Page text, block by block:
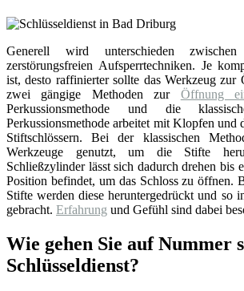
Generell wird unterschieden
zerstörungsfreien Aufsperrtechniken. Je
ist, desto raffinierter sollte das Werkzeug zur
zwei gängige Methoden zur Öffnung
Perkussionsmethode und die
Perkussionsmethode arbeitet mit Klopfen und
Stiftschlössern. Bei der klassischen
Werkzeuge genutzt, um die Stifte
Schließzylinder lässt sich dadurch drehen bis
Position befindet, um das Schloss zu öffnen.
Stifte werden diese heruntergedrückt und so
gebracht. Erfahrung und Gefühl sind dabei
Wie gehen Sie auf Nummer
Schlüsseldienst?